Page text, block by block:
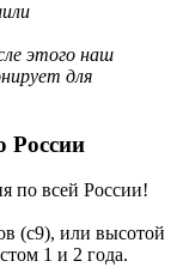
этого наш
для
России
по всей России!
(с9), или высотой
1 и 2 года.